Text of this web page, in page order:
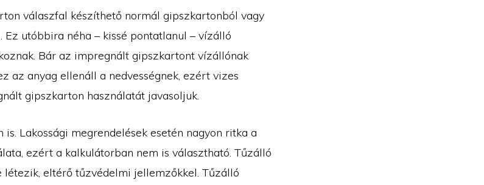
válaszfal készíthető normál gipszkartonból vagy
utóbbira néha – kissé pontatlanul – vízálló
Bár az impregnált gipszkartont vízállónak
az anyag ellenáll a nedvességnek, ezért vizes
gipszkarton használatát javasoljuk.
Lakossági megrendelések esetén nagyon ritka a
ezért a kalkulátorban nem is választható. Tűzálló
eltérő tűzvédelmi jellemzőkkel. Tűzálló